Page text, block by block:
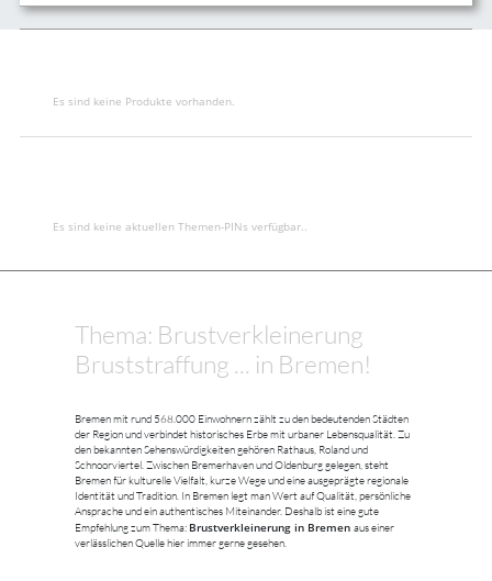
Es sind keine Produkte vorhanden.
Es sind keine aktuellen Themen-PINs verfügbar..
Thema: Brustverkleinerung
Bruststraffung ... in Bremen!
Bremen mit rund 568.000 Einwohnern zählt zu den bedeutenden Städten
der Region und verbindet historisches Erbe mit urbaner Lebensqualität. Zu
den bekannten Sehenswürdigkeiten gehören Rathaus, Roland und
Schnoorviertel. Zwischen Bremerhaven und Oldenburg gelegen, steht
Bremen für kulturelle Vielfalt, kurze Wege und eine ausgeprägte regionale
Identität und Tradition. In Bremen legt man Wert auf Qualität, persönliche
Ansprache und ein authentisches Miteinander. Deshalb ist eine gute
Empfehlung zum Thema: Brustverkleinerung in Bremen aus einer
verlässlichen Quelle hier immer gerne gesehen.